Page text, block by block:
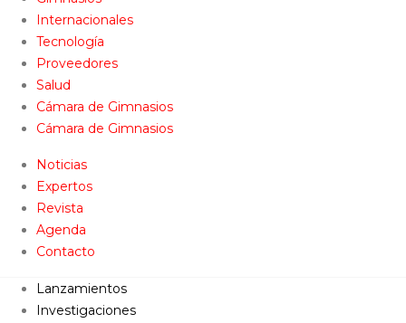
Internacionales
Tecnología
Proveedores
Salud
Cámara de Gimnasios
Cámara de Gimnasios
Noticias
Expertos
Revista
Agenda
Contacto
Lanzamientos
Investigaciones